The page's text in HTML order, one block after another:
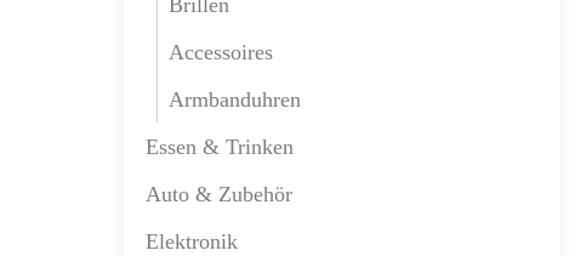
Accessoires
Armbanduhren
Essen & Trinken
Auto & Zubehör
Elektronik